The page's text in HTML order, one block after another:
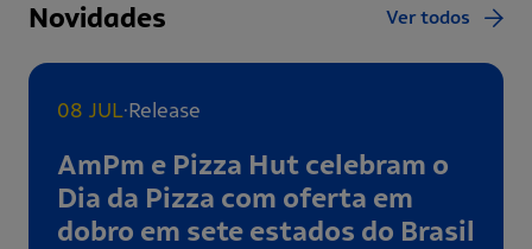
Novidades Ver todos
08 JUL.Release
AmPm e Pizza Hut celebram o
Dia da Pizza com oferta em
dobro em sete estados do Brasil